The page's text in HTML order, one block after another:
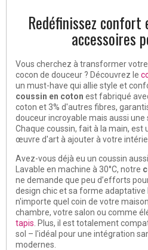
Redéfinissez
accessoires
Vous cherchez à transformer
cocon de douceur ? Découvrez le
un must-have qui allie style et
coussin en coton est fabriqué
coton et 3% d'autres fibres,
douceur incroyable mais aussi une
Chaque coussin, fait à la main, est
œuvre d'art à ajouter à votre
Avez-vous déjà eu un coussin
Lavable en machine à 30°C, notre
ne demande que peu d’efforts
design chic et sa forme
n'importe quel coin de votre
chambre, votre salon ou comme
tapis . Plus, il est totalement
sol – l'idéal pour une intégration
modernes.